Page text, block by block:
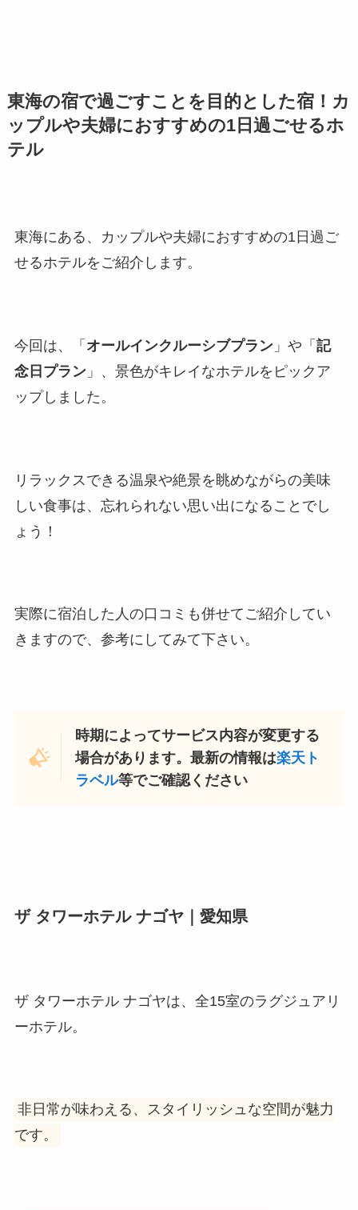
東海の宿で過ごすことを目的とした宿！カ
ップルや夫婦におすすめの1日過ごせるホ
テル
東海にある、カップルや夫婦におすすめの1日過ご
せるホテルをご紹介します。
今回は、「 オールインクルーシブプラン」や「 記
念日プラン」、景色がキレイなホテルをピックア
ップしました。
リラックスできる温泉や絶景を眺めながらの美味
しい食事は、忘れられない思い出になることでし
ょう！
実際に宿泊した人の口コミも併せてご紹介してい
きますので、参考にしてみて下さい。
時期によってサービス内容が変更する
場合があります。最新の情報は楽天ト
ラベル等でご確認ください
ザ タワーホテル ナゴヤ｜愛知県
ザ タワーホテル ナゴヤは、全15室のラグジュアリ
ーホテル。
非日常が味わえる、スタイリッシュな空間が魅力
です。